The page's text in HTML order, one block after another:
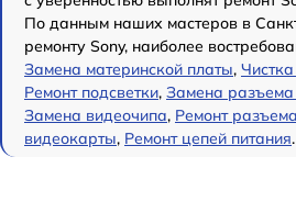
По данным наших мастеров в
ремонту Sony, наиболее
Замена материнской платы,
Ремонт подсветки, Замена разъема
Замена видеочипа, Ремонт
видеокарты, Ремонт цепей питания.